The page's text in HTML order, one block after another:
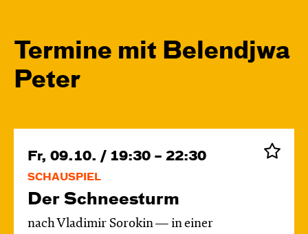
Termine mit Belendjwa
Peter
Fr, 09.10. / 19:30 – 22:30
SCHAUSPIEL
Der Schnee­sturm
nach Vladimir Sorokin — in einer